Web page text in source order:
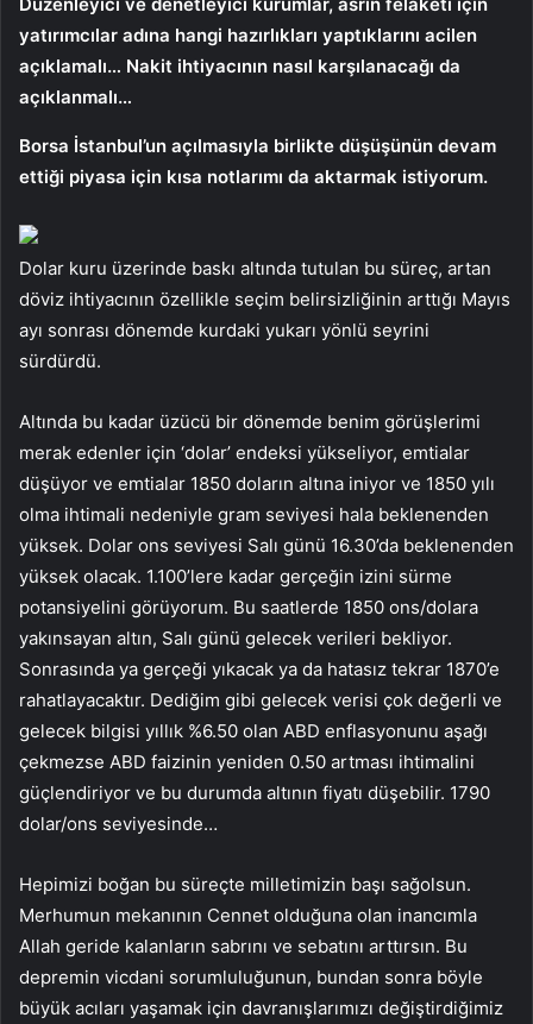
yatırımcılar adına hangi hazırlıkları yaptıklarını acilen
açıklamalı… Nakit ihtiyacının nasıl karşılanacağı da
açıklanmalı…
Borsa İstanbul’un açılmasıyla birlikte düşüşünün devam
ettiği piyasa için kısa notlarımı da aktarmak istiyorum.
Dolar kuru üzerinde baskı altında tutulan bu süreç, artan
döviz ihtiyacının özellikle seçim belirsizliğinin arttığı Mayıs
ayı sonrası dönemde kurdaki yukarı yönlü seyrini
sürdürdü.
Altında bu kadar üzücü bir dönemde benim görüşlerimi
merak edenler için ‘dolar’ endeksi yükseliyor, emtialar
düşüyor ve emtialar 1850 doların altına iniyor ve 1850 yılı
olma ihtimali nedeniyle gram seviyesi hala beklenenden
yüksek. Dolar ons seviyesi Salı günü 16.30’da beklenenden
yüksek olacak. 1.100’lere kadar gerçeğin izini sürme
potansiyelini görüyorum. Bu saatlerde 1850 ons/dolara
yakınsayan altın, Salı günü gelecek verileri bekliyor.
Sonrasında ya gerçeği yıkacak ya da hatasız tekrar 1870’e
rahatlayacaktır. Dediğim gibi gelecek verisi çok değerli ve
gelecek bilgisi yıllık %6.50 olan ABD enflasyonunu aşağı
çekmezse ABD faizinin yeniden 0.50 artması ihtimalini
güçlendiriyor ve bu durumda altının fiyatı düşebilir. 1790
dolar/ons seviyesinde…
Hepimizi boğan bu süreçte milletimizin başı sağolsun.
Merhumun mekanının Cennet olduğuna olan inancımla
Allah geride kalanların sabrını ve sebatını arttırsın. Bu
depremin vicdani sorumluluğunun, bundan sonra böyle
büyük acıları yaşamak için davranışlarımızı değiştirdiğimiz